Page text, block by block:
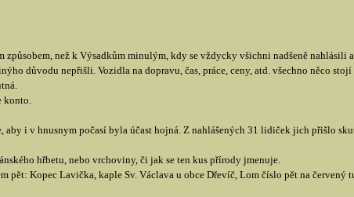
než k Výsadkům minulým, kdy se vždycky všichni nadšeně nahlásili
důvodu nepřišli. Vozidla na dopravu, čas, práce, ceny, atd. všechno něco
konto.
aby i v hnusnym počasí byla účast hojná. Z nahlášených 31 lidiček jich přišlo
hřbetu, nebo vrchoviny, či jak se ten kus přírody jmenuje.
pět: Kopec Lavička, kaple Sv. Václava u obce Dřevíč, Lom číslo pět na červený